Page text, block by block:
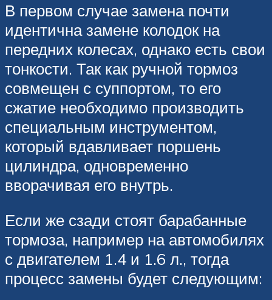
В первом случае замена почти
идентична замене колодок на
передних колесах, однако есть свои
тонкости. Так как ручной тормоз
совмещен с суппортом, то его
сжатие необходимо производить
специальным инструментом,
который вдавливает поршень
цилиндра, одновременно
вворачивая его внутрь.
Если же сзади стоят барабанные
тормоза, например на автомобилях
с двигателем 1.4 и 1.6 л., тогда
процесс замены будет следующим: